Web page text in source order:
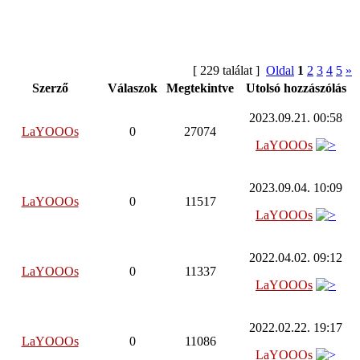
[ 229 találat ] Oldal 1 2 3 4 5 »
Szerző
Válaszok Megtekintve Utolsó hozzászólás
LaYOOOs 0 27074
2023.09.21. 00:58
LaYOOOs
LaYOOOs 0 11517
2023.09.04. 10:09
LaYOOOs
LaYOOOs 0 11337
2022.04.02. 09:12
LaYOOOs
LaYOOOs 0 11086
2022.02.22. 19:17
LaYOOOs